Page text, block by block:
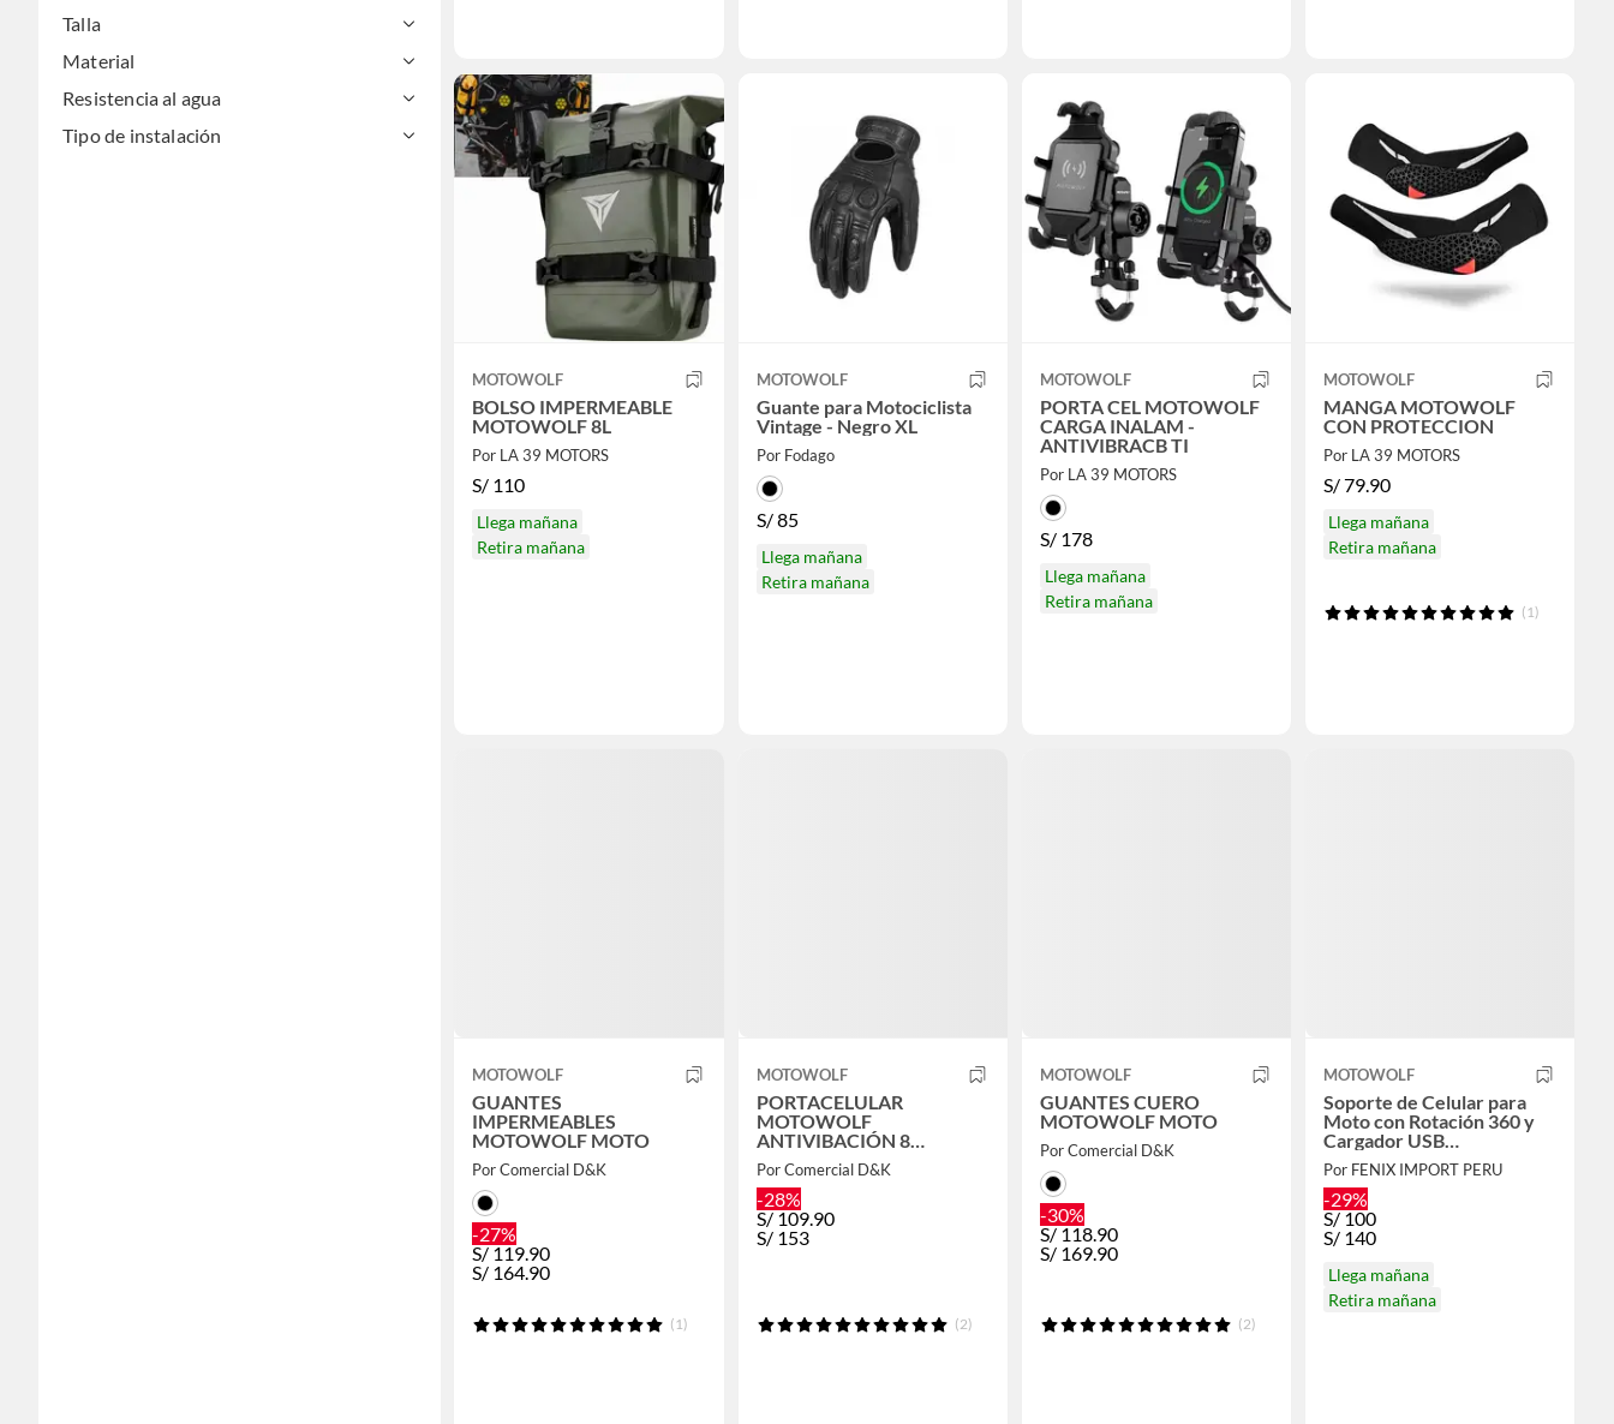
Talla
Material
Resistencia al agua
Tipo de instalación
MOTOWOLF
BOLSO IMPERMEABLE
MOTOWOLF 8L
Por LA 39 MOTORS
S/ 110
Llega mañana
Retira mañana
MOTOWOLF
Guante para Motociclista
Vintage - Negro XL
Por Fodago
S/85
Llega mañana
Retira mañana
MOTOWOLF
PORTA CEL MOTOWOLF
CARGA INALAM -
ANTIVIBRACB TI
Por LA 39 MOTORS
S/ 178
Llega mañana
Retira mañana
MOTOWOLF
MANGA MOTOWOLF
CON PROTECCION
Por LA 39 MOTORS
S/79.90
Llega mañana
Retira mañana
(1)
MOTOWOLF
GUANTES
IMPERMEABLES
MOTOWOLF MOTO
Por Comercial D&K
-27%
S/ 119.90
S/ 164.90
(1)
MOTOWOLF
PORTACELULAR
MOTOWOLF
ANTIVIBACIÓN 8
AGARRES 360° PARA
MANILLAR
Por Comercial D&K
-28%
S/ 109.90
S/ 153
(2)
MOTOWOLF
GUANTES CUERO
MOTOWOLF MOTO
Por Comercial D&K
-30%
S/ 118.90
S/ 169.90
(2)
MOTOWOLF
Soporte de Celular para
Moto con Rotación 360 y
Cargador USB
Desmontable
Por FENIX IMPORT PERU
-29%
S/ 100
S/ 140
Llega mañana
Retira mañana